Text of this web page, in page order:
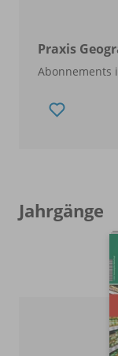
Praxis
Abonnements
Jahrgänge